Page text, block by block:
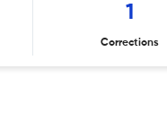
1
Corrections